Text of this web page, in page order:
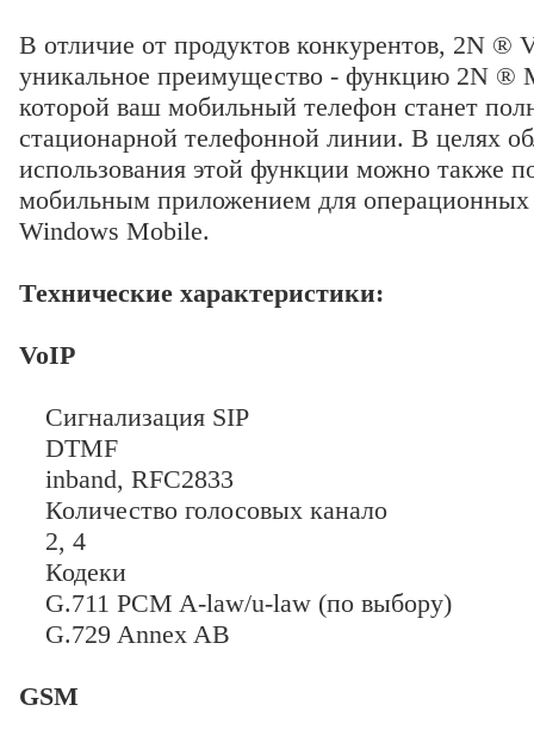
В отличие от продуктов конкурентов, 2N ®
уникальное преимущество - функцию 2N ®
которой ваш мобильный телефон станет
стационарной телефонной линии. В целях
использования этой функции можно также
мобильным приложением для операционных
Windows Mobile.
Технические характеристики:
VoIP
Сигнализация SIP
DTMF
inband, RFC2833
Количество голосовых канало
2, 4
Кодеки
G.711 PCM A-law/u-law (по выбору)
G.729 Annex AB
GSM